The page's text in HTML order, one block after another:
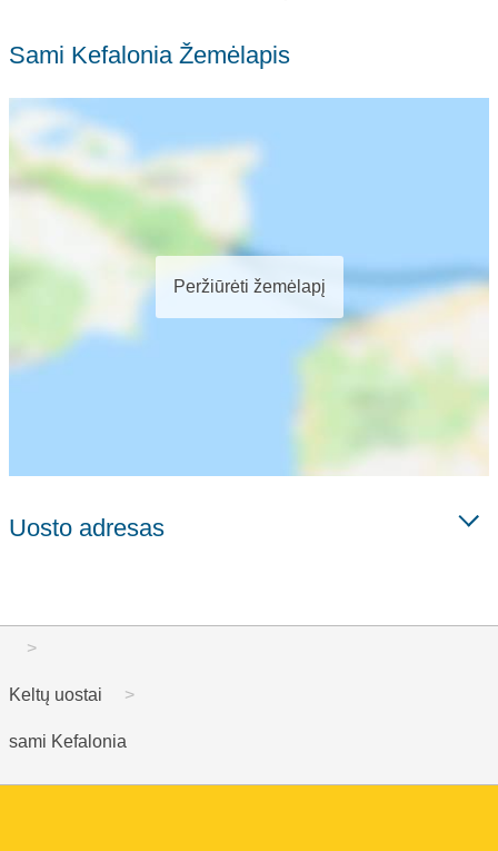
sami Kefalonia Žemėlapis
Peržiūrėti žemėlapį
Uosto adresas
Keltų uostai
sami Kefalonia